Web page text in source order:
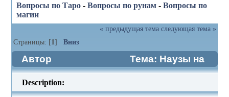
Вопросы по Таро -Вопросы по рунам -Вопросы по
магии
« предыдущая тема следующая тема »
Страницы: [1]Вниз
Автор
Тема: Наузы на
защиту ребенка (от 3 лет) (Прочитано
758 раз)
Description: